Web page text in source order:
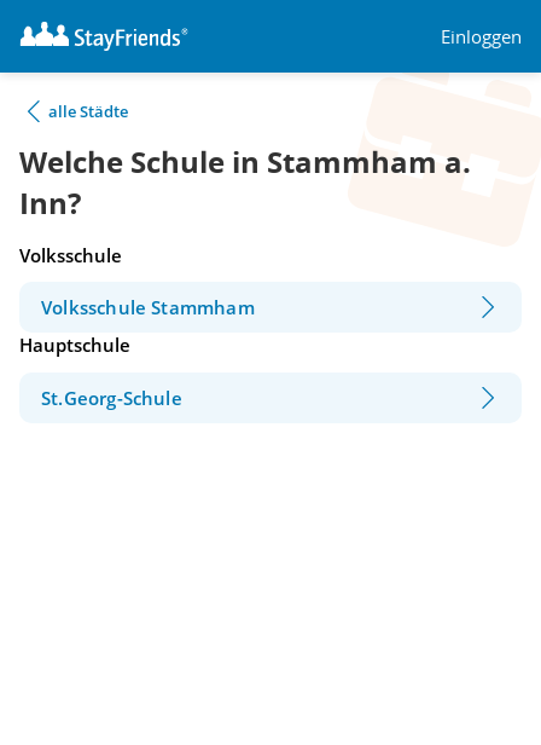
Einloggen
alle Städte
Welche Schule in Stammham a.
Inn?
Volksschule
Volksschule Stammham
Hauptschule
St.Georg-Schule